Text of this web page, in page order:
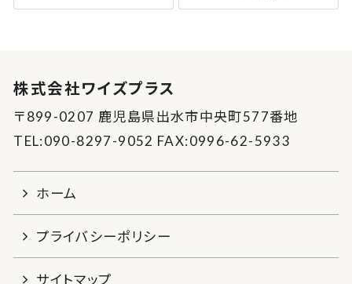
株式会社ワイズプラス
〒899-0207 鹿児島県出水市中央町577番地
TEL:090-8297-9052 FAX:0996-62-5933
ホーム
プライバシーポリシー
サイトマップ